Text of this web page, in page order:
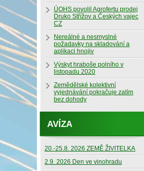
ÚOHS povolil Agrofertu prodej
Druko Střížov a Českých vajec
CZ
Nereálné a nesmyslné
požadavky na skladování a
aplikaci hnojiv
Výskyt hraboše polního v
listopadu 2020
Zemědělské kolektivní
vyjednávání pokračuje zatím
bez dohody
AVÍZA
20.-25.8. 2026 ZEMĚ ŽIVITELKA
2.9. 2026 Den ve vinohradu